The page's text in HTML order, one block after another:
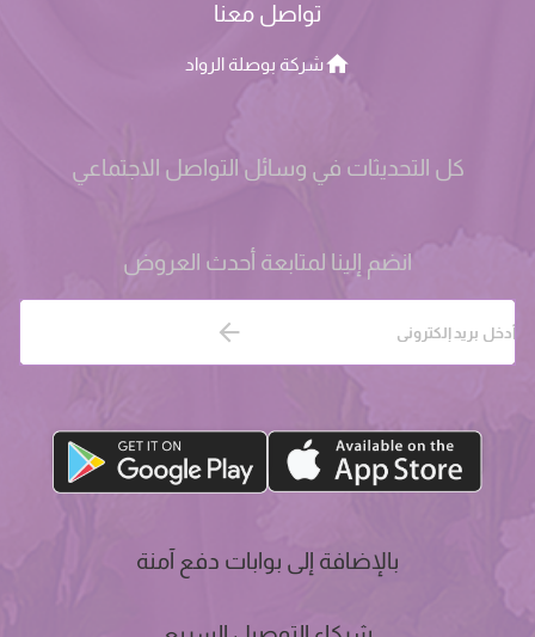
تواصل معنا
شركة بوصلة الرواد
كل التحديثات في وسائل التواصل الاجتماعي
انضم إلينا لمتابعة أحدث العروض
بالإضافة إلى بوابات دفع آمنة